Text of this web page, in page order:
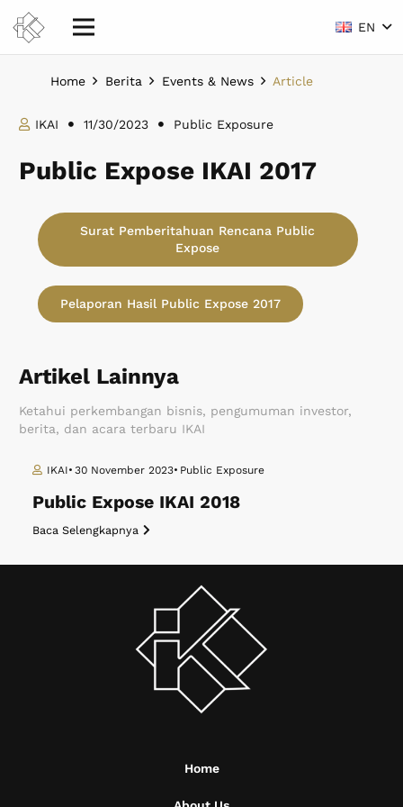
EN
Home Berita Events & News Article
IKAI 11/30/2023 Public Exposure
Public Expose IKAI 2017
Surat Pemberitahuan Rencana Public
Expose
Pelaporan Hasil Public Expose 2017
Artikel Lainnya
Ketahui perkembangan bisnis, pengumuman investor,
berita, dan acara terbaru IKAI
IKAI 30 November 2023 Public Exposure
Public Expose IKAI 2018
Baca Selengkapnya
Home